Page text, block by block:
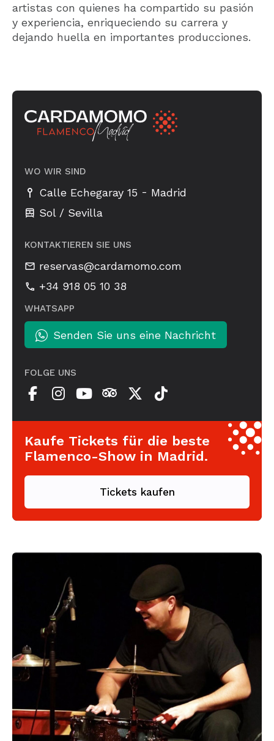
artistas con quienes ha compartido su pasión
y experiencia, enriqueciendo su carrera y
dejando huella en importantes producciones.
WO WIR SIND
Calle Echegaray 15 - Madrid
Sol / Sevilla
KONTAKTIEREN SIE UNS
reservas@cardamomo.com
+34 918 05 10 38
WHATSAPP
Senden Sie uns eine Nachricht
FOLGE UNS
Kaufe Tickets für die beste
Flamenco-Show in Madrid.
Tickets kaufen